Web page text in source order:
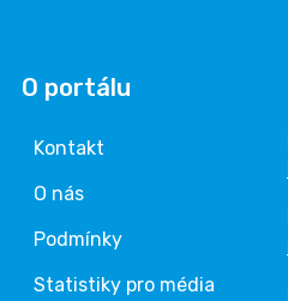
O portálu
Kontakt
O nás
Podmínky
Statistiky pro média